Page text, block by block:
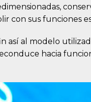
con sus funciones
así al modelo
hacia